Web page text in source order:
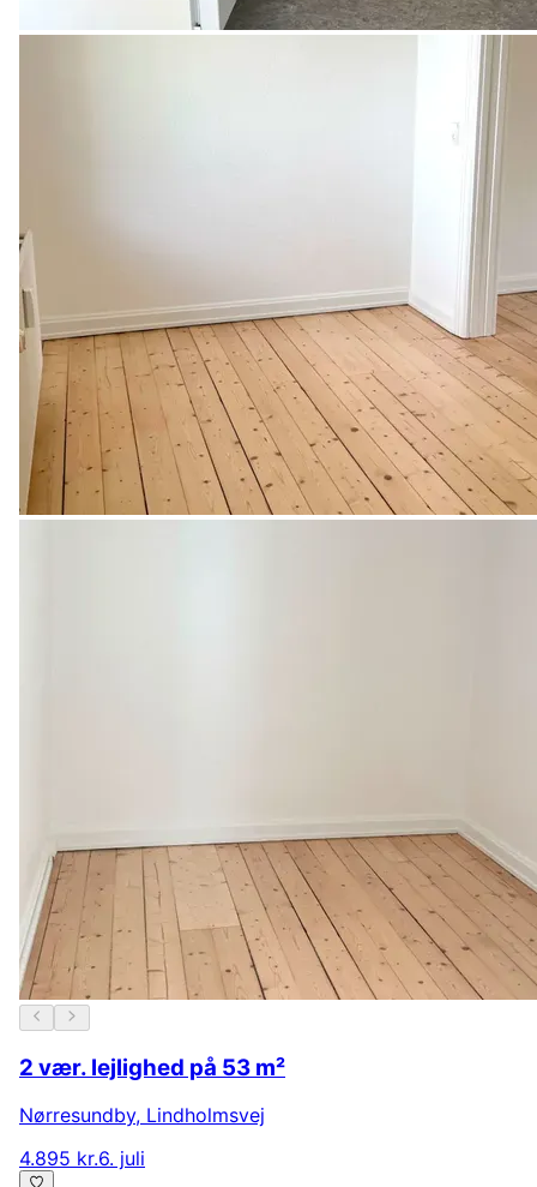
2 vær. lejlighed på 53 m²
Nørresundby, Lindholmsvej
4.895 kr.6. juli